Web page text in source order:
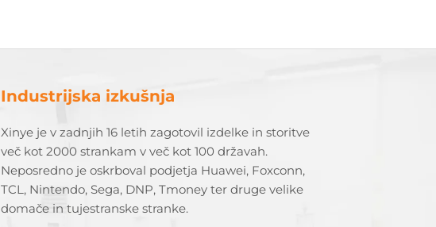
Industrijska izkušnja
Xinye je v zadnjih 16 letih zagotovil izdelke in storitve
več kot 2000 strankam v več kot 100 državah.
Neposredno je oskrboval podjetja Huawei, Foxconn,
TCL, Nintendo, Sega, DNP, Tmoney ter druge velike
domače in tujestranske stranke.